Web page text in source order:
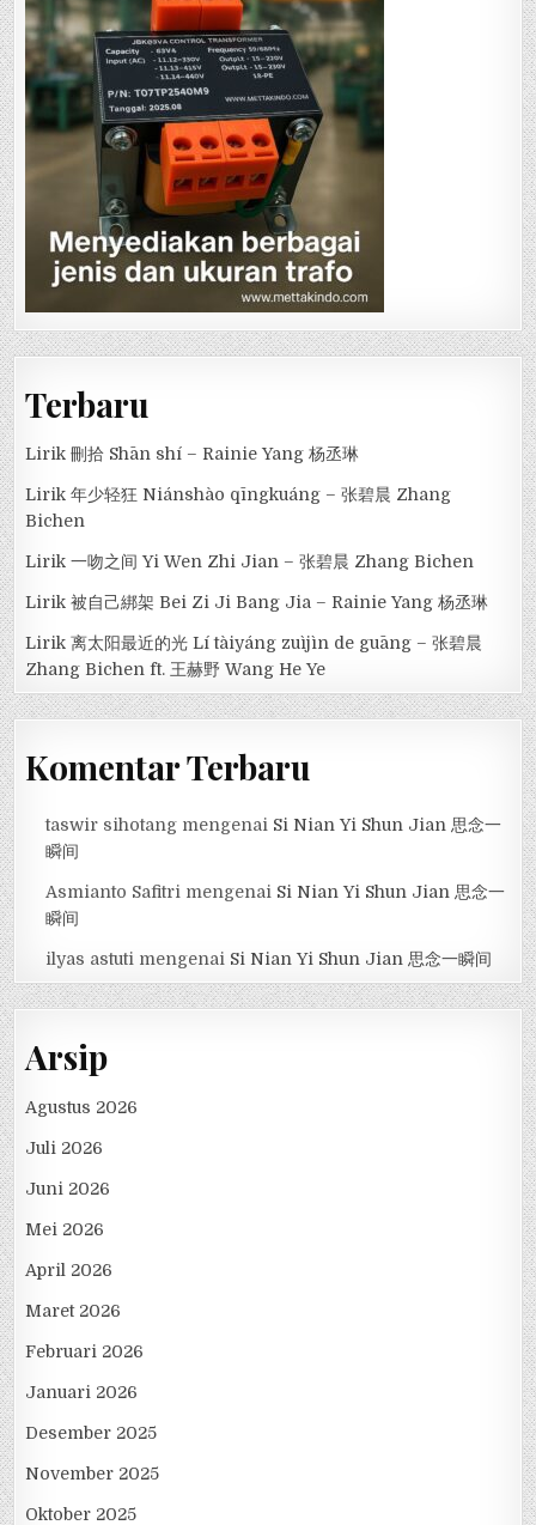
Terbaru
Lirik 刪拾 Shān shí – Rainie Yang 杨丞琳
Lirik 年少轻狂 Niánshào qīngkuáng – 张碧晨 Zhang
Bichen
Lirik 一吻之间 Yi Wen Zhi Jian – 张碧晨 Zhang Bichen
Lirik 被自己綁架 Bei Zi Ji Bang Jia – Rainie Yang 杨丞琳
Lirik 离太阳最近的光 Lí tàiyáng zuìjìn de guāng – 张碧晨
Zhang Bichen ft. 王赫野 Wang He Ye
Komentar Terbaru
taswir sihotang mengenai Si Nian Yi Shun Jian 思念一
瞬间
Asmianto Safitri mengenai Si Nian Yi Shun Jian 思念一
瞬间
ilyas astuti mengenai Si Nian Yi Shun Jian 思念一瞬间
Arsip
Agustus 2026
Juli 2026
Juni 2026
Mei 2026
April 2026
Maret 2026
Februari 2026
Januari 2026
Desember 2025
November 2025
Oktober 2025